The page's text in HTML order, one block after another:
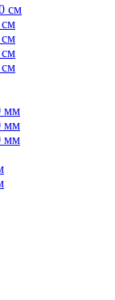
см
мм
мм
мм